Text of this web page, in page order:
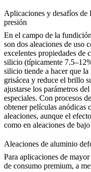
Aplicaciones y desafíos de
presión
En el campo de la
son dos aleaciones de uso
excelentes propiedades de
silicio (típicamente
silicio tiende a hacer que la
grisácea y reduce el brillo
ajustarse los parámetros
especiales. Con procesos
obtener películas anódicas
aleaciones, aunque el
como en aleaciones de
Aleaciones de aluminio
Para aplicaciones de
de consumo premium, a